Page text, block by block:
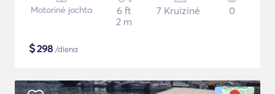
Motorinė jachta
6 ft
2 m
7 Kruizinė 0
$298 /diena